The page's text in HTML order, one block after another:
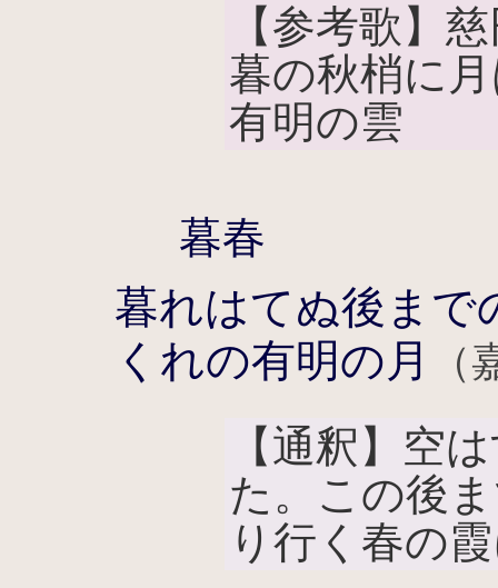
【参考歌】
暮の秋梢に
有明の雲
暮春
暮れはてぬ後まで
くれの有明の月
【通釈】空
た。この後
り行く春の